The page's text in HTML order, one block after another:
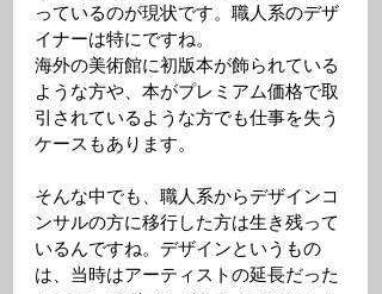
っているのが現状です。職人系のデザ
イナーは特にですね。
海外の美術館に初版本が飾られている
ような方や、本がプレミアム価格で取
引されているような方でも仕事を失う
ケースもあります。
そんな中でも、職人系からデザインコ
ンサルの方に移行した方は生き残って
いるんですね。デザインというもの
は、当時はアーティストの延長だった